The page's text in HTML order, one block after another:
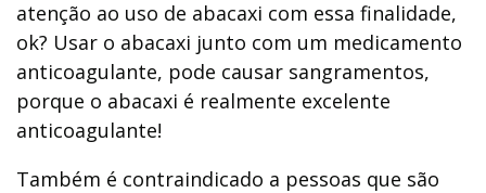
atenção ao uso de abacaxi com essa finalidade,
ok? Usar o abacaxi junto com um medicamento
anticoagulante, pode causar sangramentos,
porque o abacaxi é realmente excelente
anticoagulante!
Também é contraindicado a pessoas que são